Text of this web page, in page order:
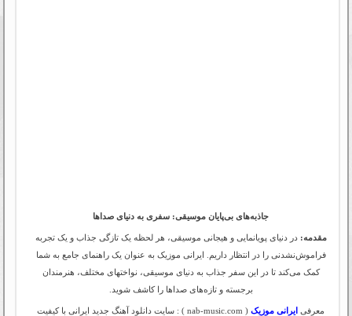
جاذبه‌های بی‌پایان موسیقی: سفری به دنیای صداها
مقدمه: در دنیای پویانمایی و هیجانی موسیقی، هر لحظه یک تازگی جذاب و یک تجربه
فراموش‌نشدنی را در انتظار داریم. ایرانی موزیک به عنوان یک راهنمای جامع به شما
کمک می‌کند تا در این سفر جذاب به دنیای موسیقی، نواختهای مختلف، هنرمندان
برجسته و تازه‌های صداها را کاشف شوید.
معرفی ایرانی موزیک
( nab-music.com ) : سایت دانلود آهنگ جدید ایرانی با کیفیت